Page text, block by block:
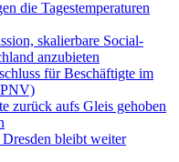
die Tagestemperaturen
skalierbare Social-
anzubieten
für Beschäftigte im
zurück aufs Gleis gehoben
bleibt weiter